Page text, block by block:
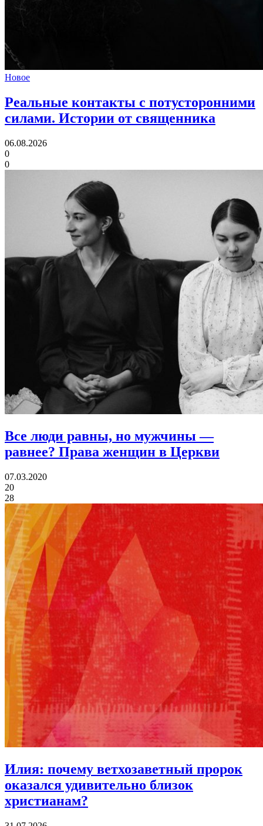
Новое
Реальные контакты с потусторонними
силами. Истории от священника
06.08.2026
0
0
Все люди равны, но мужчины —
равнее? Права женщин в Церкви
07.03.2020
20
28
Илия: почему ветхозаветный пророк
оказался удивительно близок
христианам?